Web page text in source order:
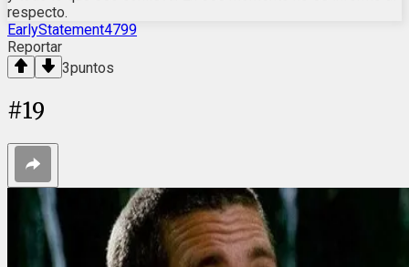
respecto.
EarlyStatement4799
Reportar
3puntos
#19